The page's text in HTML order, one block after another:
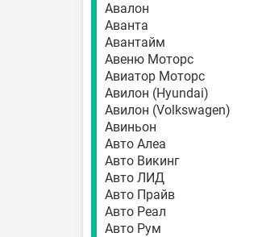
Авалон
Аванта
Авантайм
Авеню Моторс
Авиатор Моторс
Авилон (Hyundai)
Авилон (Volkswagen)
Авиньон
Авто Алеа
Авто Викинг
Авто ЛИД
Авто Прайв
Авто Реал
Авто Рум